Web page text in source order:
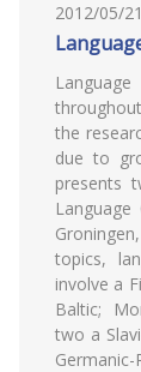
2012/05/
the
due to
presents
topics,
involve a
Baltic;
two a